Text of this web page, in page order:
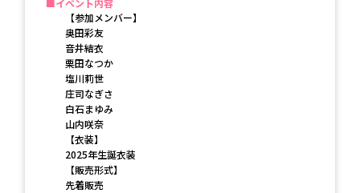
イベント内容
【参加メンバー】
奥田彩友
音井結衣
栗田なつか
塩川莉世
庄司なぎさ
白石まゆみ
山内咲奈
【衣装】
2025年生誕衣装
【販売形式】
先着販売